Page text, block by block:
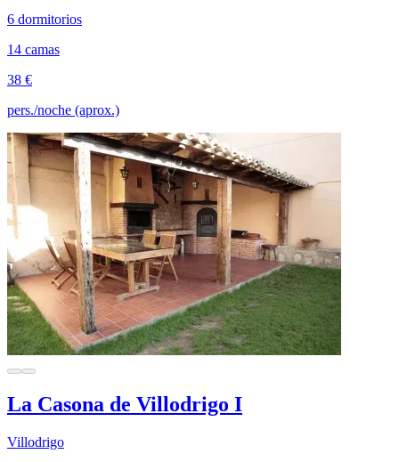
6 dormitorios
14 camas
38 €
pers./noche (aprox.)
La Casona de Villodrigo I
Villodrigo